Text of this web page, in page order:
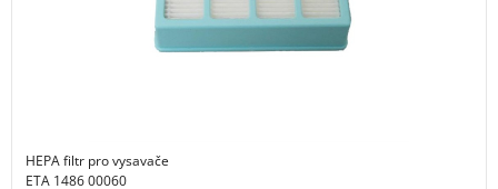
HEPA filtr pro vysavače
ETA 1486 00060